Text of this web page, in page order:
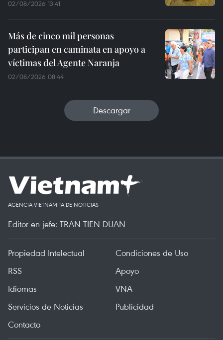
02/08/2026 13:41
Más de cinco mil personas
participan en caminata en apoyo a
víctimas del Agente Naranja
02/08/2026 08:44
Descargar
AGENCIA VIETNAMITA DE NOTICIAS
Editor en jefe: TRAN TIEN DUAN
Propiedad Intelectual
Condiciones de Uso
RSS
Apoyo
Idiomas
VNA
Servicios de Noticias
Publicidad
Contacto